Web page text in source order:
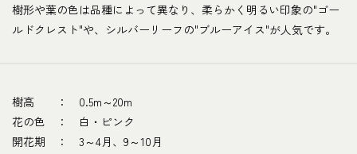
樹形や葉の色は品種によって異なり、柔らかく明るい印象の"ゴー
ルドクレスト"や、シルバーリーフの"ブルーアイス"が人気です。
樹高 ： 0.5m～20m
花の色 ： 白・ピンク
開花期 ： 3～4月、9～10月